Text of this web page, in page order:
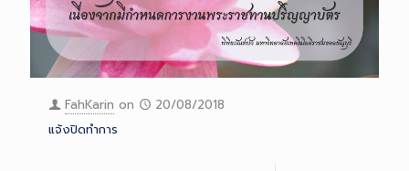
FahKarin on
20/08/2018
แจ้งปิดทำการ